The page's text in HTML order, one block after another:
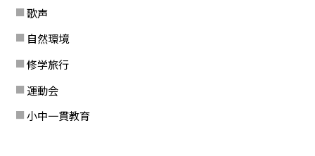
歌声
自然環境
修学旅行
運動会
小中一貫教育